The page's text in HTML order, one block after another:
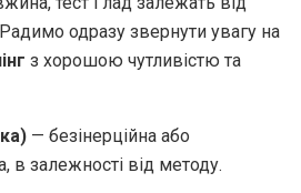
одразу звернути увагу на
з хорошою чутливістю та
— безінерційна або
в залежності від методу.